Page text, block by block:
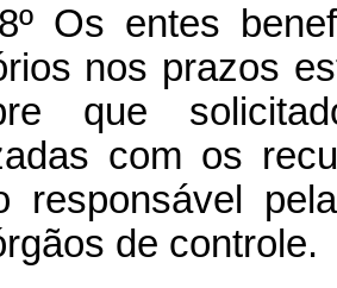
Os entes
nos prazos
que
com os
responsável
de controle.